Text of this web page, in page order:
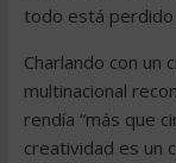
todo está
Charlando con un
multinacional
rendía “más que
creatividad es un